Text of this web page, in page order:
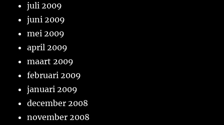
juli 2009
juni 2009
mei 2009
april 2009
maart 2009
februari 2009
januari 2009
december 2008
november 2008